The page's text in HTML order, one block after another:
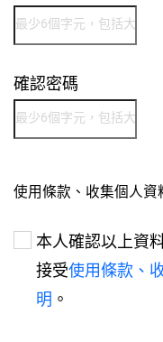
確認密碼
使用條款、收集個人資
本人確認以上資
接受使用條款、
明 。